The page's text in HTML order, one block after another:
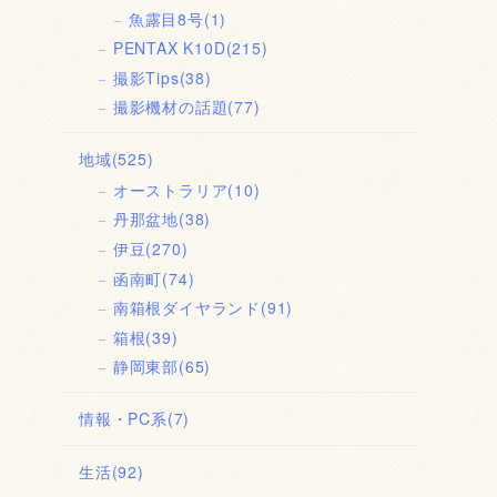
魚露目8号(1)
PENTAX K10D(215)
撮影Tips(38)
撮影機材の話題(77)
地域(525)
オーストラリア(10)
丹那盆地(38)
伊豆(270)
函南町(74)
南箱根ダイヤランド (91)
箱根(39)
静岡東部(65)
情報・PC系(7)
生活(92)